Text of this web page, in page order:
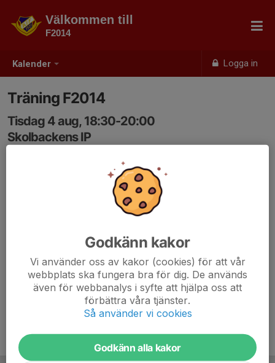
Kalender Logga in
Välkommen till
F2014
Träning F2014
Tisdag 4 aug, 18:30-20:00
Skolbackens IP
Godkänn kakor
Vi använder oss av kakor (cookies) för att vår
webbplats ska fungera bra för dig. De används
även för webbanalys i syfte att hjälpa oss att
förbättra våra tjänster.
Så använder vi cookies
Godkänn alla kakor